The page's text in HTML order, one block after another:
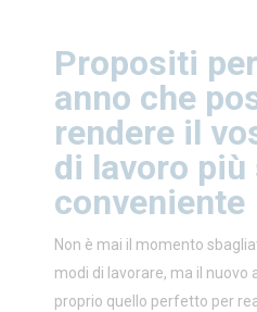
Propositi
anno che
rendere il
di lavoro
conveniente
Non è mai il momento
modi di lavorare, ma il nuovo
proprio quello perfetto per